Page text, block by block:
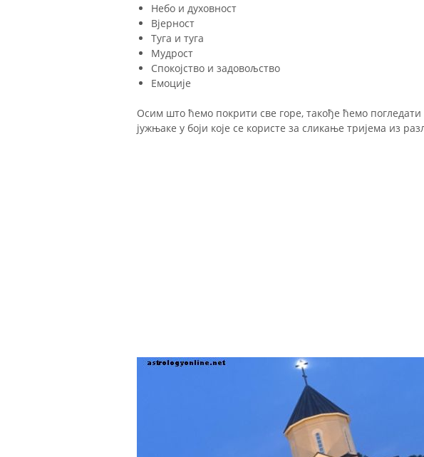
Небо и духовност
Вјерност
Туга и туга
Мудрост
Спокојство и задовољство
Емоције
Осим што ћемо покрити све горе, такође ћемо погледати
јужњаке у боји које се користе за сликање тријема из